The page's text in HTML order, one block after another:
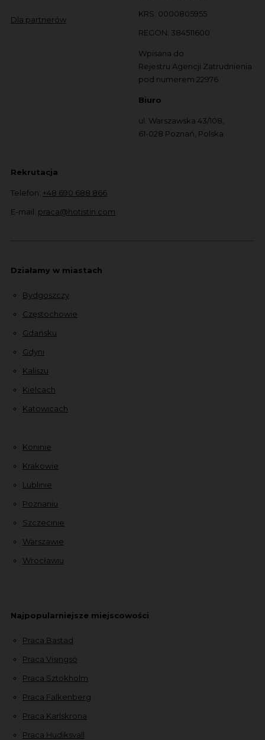
Dla partnerów
KRS: 0000805955
REGON: 384511600
Wpisana do
Rejestru Agencji Zatrudnienia
pod numerem 22976
Biuro
ul. Warszawska 43/108,
61-028 Poznań, Polska
Rekrutacja
Telefon: +48 690 688 866
E-mail: praca@hotistin.com
Działamy w miastach
Bydgoszczy
Częstochowie
Gdańsku
Gdyni
Kaliszu
Kielcach
Katowicach
Koninie
Krakowie
Lublinie
Poznaniu
Szczecinie
Warszawie
Wrocławiu
Najpopularniejsze miejscowości
Praca Bastad
Praca Visingsö
Praca Sztokholm
Praca Falkenberg
Praca Karlskrona
Praca Hudiksvall